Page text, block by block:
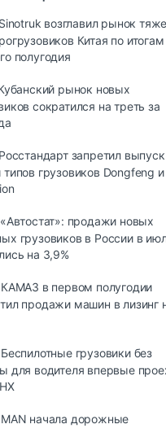
Sinotruk возглавил рынок
Китая по итогам
полугодия
рынок новых
сократился на треть за
Росстандарт запретил выпуск
типов грузовиков Dongfeng и
«Автостат»: продажи новых
грузовиков в России в
на 3,9%
КАМАЗ в первом полугодии
продажи машин в лизинг
Беспилотные грузовики без
для водителя впервые
MAN начала дорожные